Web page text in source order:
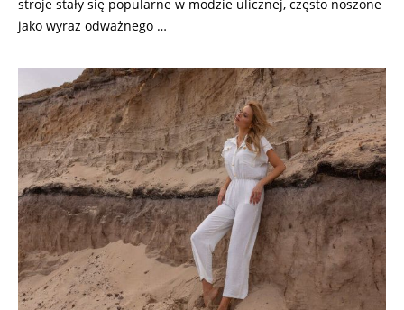
stroje stały się popularne w modzie ulicznej, często noszone
jako wyraz odważnego …